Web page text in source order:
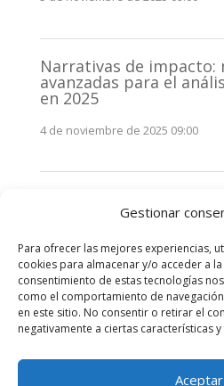
Gestionar
Para ofrecer las mejores experiencias,
cookies para almacenar y/o acceder a
consentimiento de estas tecnologías
como el comportamiento de
en este sitio. No consentir o retirar el
negativamente a ciertas características
Aceptar
Narrativas de impacto:
avanzadas para el
en 2025
4 de noviembre de 2025 09:00
stakeholders en 2025:
3 de noviembre de 2025 09:00
Comentarios